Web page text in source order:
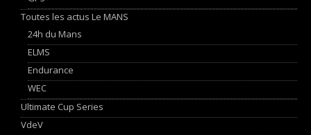
Toutes les actus Le MANS
24h du Mans
ELMS
Endurance
WEC
Ultimate Cup Series
VdeV